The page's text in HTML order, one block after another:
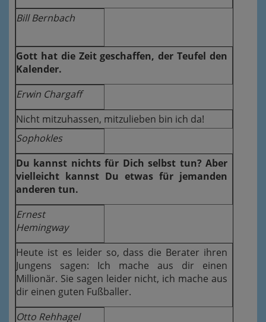
Bill Bernbach
Gott hat die Zeit geschaffen, der Teufel den
Kalender.
Erwin Chargaff
Nicht mitzuhassen, mitzulieben bin ich da!
Sophokles
Du kannst nichts für Dich selbst tun? Aber
vielleicht kannst Du etwas für jemanden
anderen tun.
Ernest
Hemingway
Heute ist es leider so, dass die Berater ihren
Jungens sagen: Ich mache aus dir einen
Millionär. Sie sagen leider nicht, ich mache aus
dir einen guten Fußballer.
Otto Rehhagel